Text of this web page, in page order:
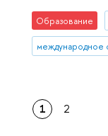
Образование
международное
1 2